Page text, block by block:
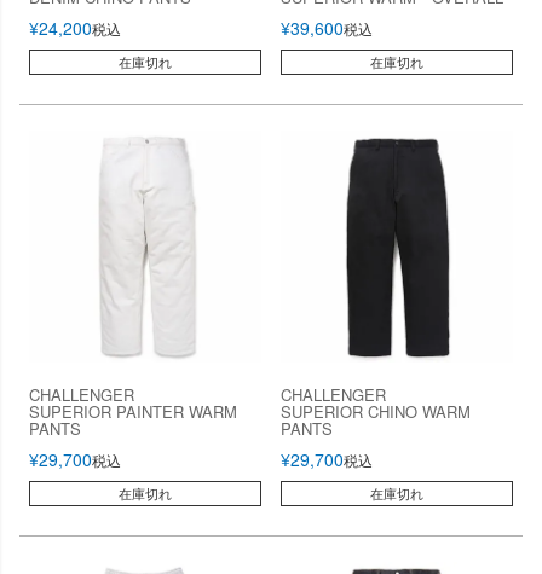
¥24,200税込
在庫切れ
¥39,600税込
在庫切れ
CHALLENGER
SUPERIOR PAINTER WARM
PANTS
¥29,700税込
在庫切れ
CHALLENGER
SUPERIOR CHINO WARM
PANTS
¥29,700税込
在庫切れ